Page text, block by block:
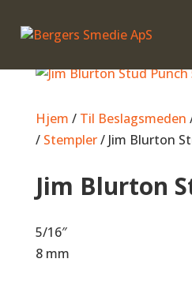
Hjem / Til Beslagsmeden
/ Stempler/ Jim Blurton
Jim Blurton
5/16″
8 mm